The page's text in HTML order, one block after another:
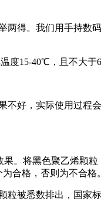
得。我们用手持数
度15-40℃，且不大于
好，实际使用过程
将黑色聚乙烯颗粒
合格，否则为不合格。
被悉数排出，国家